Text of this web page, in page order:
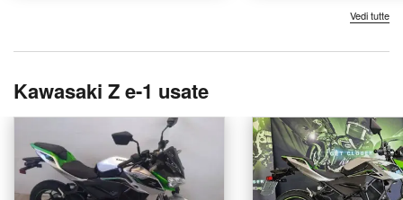
Vedi tutte
Kawasaki Z e-1 usate